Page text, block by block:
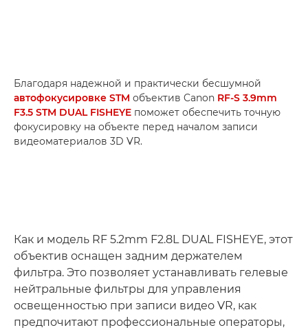
Благодаря надежной и практически бесшумной
автофокусировке STM объектив Canon RF-S 3.9mm
F3.5 STM DUAL FISHEYE поможет обеспечить точную
фокусировку на объекте перед началом записи
видеоматериалов 3D VR.
Как и модель RF 5.2mm F2.8L DUAL FISHEYE, этот
объектив оснащен задним держателем
фильтра. Это позволяет устанавливать гелевые
нейтральные фильтры для управления
освещенностью при записи видео VR, как
предпочитают профессиональные операторы,